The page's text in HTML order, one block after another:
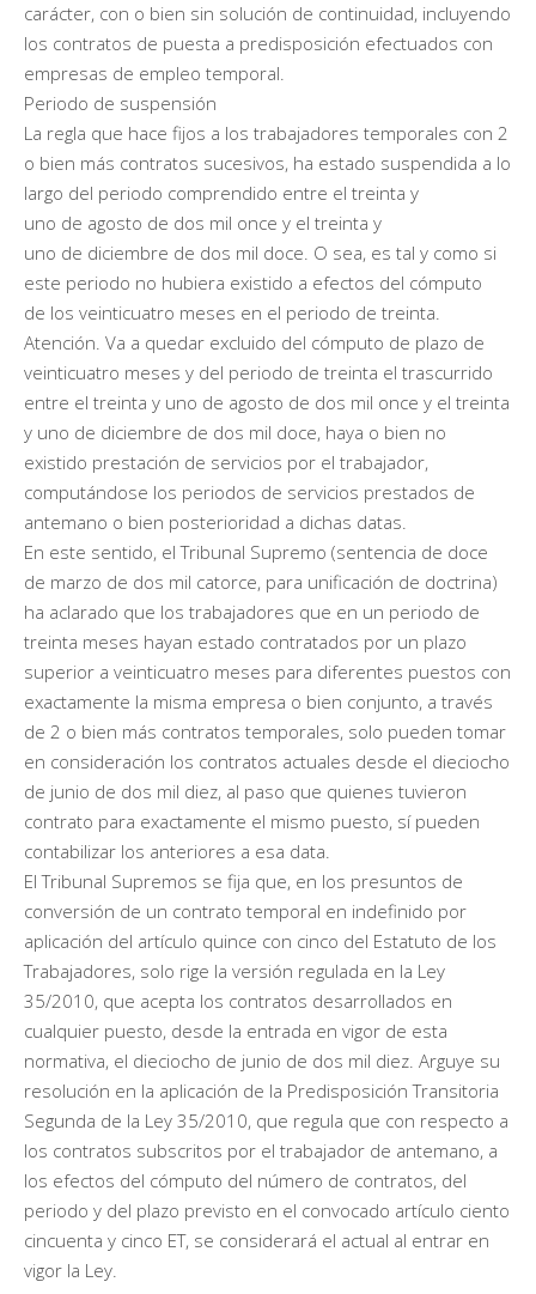
carácter, con o bien sin solución de continuidad, incluyendo
los contratos de puesta a predisposición efectuados con
empresas de empleo temporal.
Periodo de suspensión
La regla que hace fijos a los trabajadores temporales con 2
o bien más contratos sucesivos, ha estado suspendida a lo
largo del periodo comprendido entre el treinta y
uno de agosto de dos mil once y el treinta y
uno de diciembre de dos mil doce. O sea, es tal y como si
este periodo no hubiera existido a efectos del cómputo
de los veinticuatro meses en el periodo de treinta.
Atención. Va a quedar excluido del cómputo de plazo de
veinticuatro meses y del periodo de treinta el trascurrido
entre el treinta y uno de agosto de dos mil once y el treinta
y uno de diciembre de dos mil doce, haya o bien no
existido prestación de servicios por el trabajador,
computándose los periodos de servicios prestados de
antemano o bien posterioridad a dichas datas.
En este sentido, el Tribunal Supremo (sentencia de doce
de marzo de dos mil catorce, para unificación de doctrina)
ha aclarado que los trabajadores que en un periodo de
treinta meses hayan estado contratados por un plazo
superior a veinticuatro meses para diferentes puestos con
exactamente la misma empresa o bien conjunto, a través
de 2 o bien más contratos temporales, solo pueden tomar
en consideración los contratos actuales desde el dieciocho
de junio de dos mil diez, al paso que quienes tuvieron
contrato para exactamente el mismo puesto, sí pueden
contabilizar los anteriores a esa data.
El Tribunal Supremos se fija que, en los presuntos de
conversión de un contrato temporal en indefinido por
aplicación del artículo quince con cinco del Estatuto de los
Trabajadores, solo rige la versión regulada en la Ley
35/2010, que acepta los contratos desarrollados en
cualquier puesto, desde la entrada en vigor de esta
normativa, el dieciocho de junio de dos mil diez. Arguye su
resolución en la aplicación de la Predisposición Transitoria
Segunda de la Ley 35/2010, que regula que con respecto a
los contratos subscritos por el trabajador de antemano, a
los efectos del cómputo del número de contratos, del
periodo y del plazo previsto en el convocado artículo ciento
cincuenta y cinco ET, se considerará el actual al entrar en
vigor la Ley.